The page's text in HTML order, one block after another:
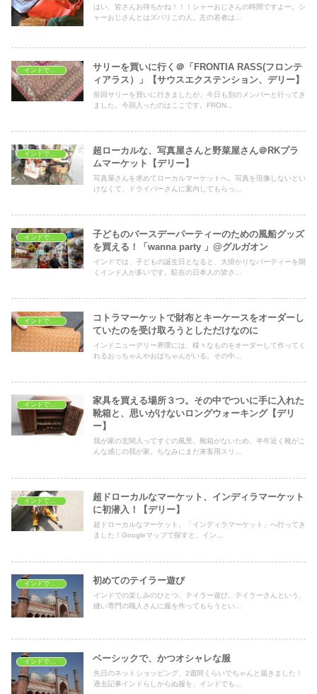
はい、皆さんお待ちかね！！！シャーおじさんの時間ですよー。シ
ャーおじさんとはズバリこの人。左の若者は...
サリーを買いに行く＠「FRONTIA RASS(フロンテ
ィアラス）」【サウスエクステンション、デリー】
前回サリーを買いに行きましたが、今日も別のメンバーと行ってき
ました。今回入ったのはここです。FRON...
超ローカルな、写真屋さんと野菜屋さん＠RKプラ
ムマーケット【デリー】
写真屋さんを求めてローカルマーケットへ。写真を現像しないとい
けなくて、ドライバーさんに案内してもらっ...
子どものバースデーパーティーのための風船グッズ
を買える！「wanna party 」@グルガオン
インドでは、子どもの誕生日となると、大掛かりなパーティーを開
くインド人が多いです。駐在の日本人の皆さ...
コトラマーケットで財布とキーケースをオーダーし
ていたのを受け取ろうとしただけなのに
インドニューデリー界隈には、様々なものをオーダーして作ってく
れるおっちゃんやおばちゃんがいる。その中...
家具を買える場所３つ。その中でついに手に入れた
靴箱と、思いがけないロングウォーキング【デリ
ー】
我が家の玄関入ってすぐの風景。靴箱がないため、半年近く靴がこ
んな感じの我が家。ちなみにまだ来客用スリ...
超ドローカルなマーケット、インディラマーケット
に初潜入！【デリー】
超ドローカルなマーケット、「インディラマーケット」へ行ってき
ました！Googleマップで探すと、イン...
インドでショッピング 初めてのテイラー遊び
インドでの楽しみのひとつ、テイラー遊び。テイラーさんという、
縫い専門の職人さんに服を作ってもらうとい...
ベーシックで、かつオシャレな服
先日のネットショッピング、2週間くらいでちゃんと届きました！
過去記事インドらしからぬ服を、インドでも...